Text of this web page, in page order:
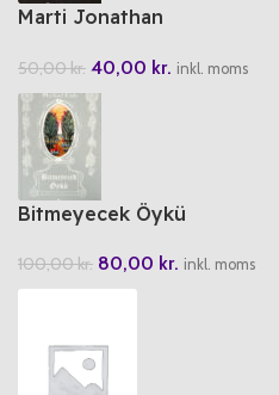
Marti Jonathan
50,00kr. 40,00 kr. inkl. moms
Bitmeyecek Öykü
100,00kr. 80,00 kr. inkl. moms